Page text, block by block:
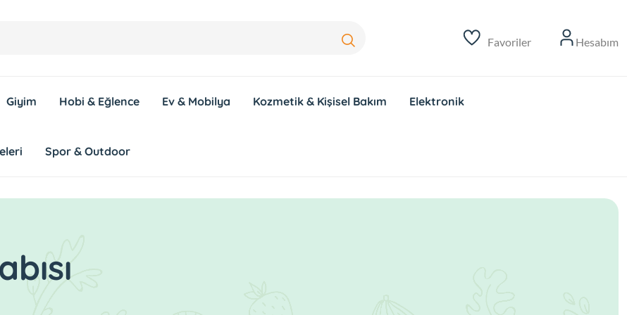
Favoriler Hesabım
Giyim Hobi & Eğlence Ev & Mobilya Kozmetik & Kişisel Bakım Elektronik
Spor & Outdoor